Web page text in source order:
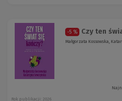
-5 % Czy ten
Małgorzata Kossowska,
Rok publikacji: 2026